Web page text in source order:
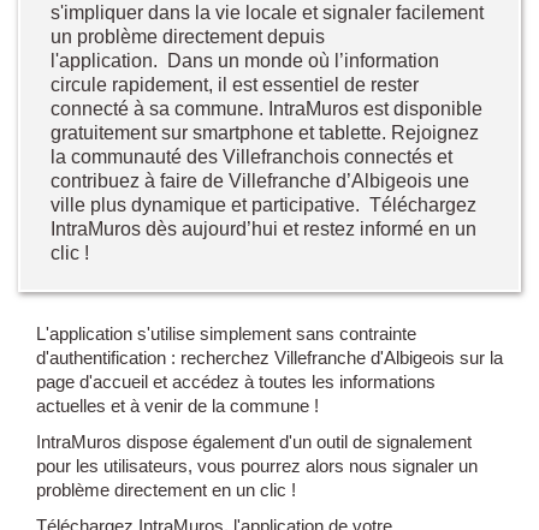
s'impliquer dans la vie locale et signaler facilement
un problème directement depuis
l'application. Dans un monde où l’information
circule rapidement, il est essentiel de rester
connecté à sa commune. IntraMuros est disponible
gratuitement sur smartphone et tablette. Rejoignez
la communauté des Villefranchois connectés et
contribuez à faire de Villefranche d’Albigeois une
ville plus dynamique et participative. Téléchargez
IntraMuros dès aujourd’hui et restez informé en un
clic !
L'application s'utilise simplement sans contrainte
d'authentification : recherchez Villefranche d'Albigeois sur la
page d'accueil et accédez à toutes les informations
actuelles et à venir de la commune !
IntraMuros dispose également d'un outil de signalement
pour les utilisateurs, vous pourrez alors nous signaler un
problème directement en un clic !
Téléchargez IntraMuros, l'application de votre